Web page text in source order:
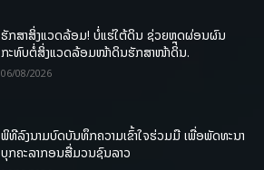
ຮັກສາສິ່ງແວດລ້ອມ! ບໍ່ແຮ່ໃຕ້ດິນ ຊ່ວຍຫຼຸດຜ່ອນຜົນ
ກະທົບຕໍ່ສິ່ງແວດລ້ອມໜ້າດິນຮັກສາໜ້າດິນ.
06/08/2026
ພິທີລົງນາມບົດບັນທຶກຄວາມເຂົ້າໃຈຮ່ວມມື ເພື່ອພັດທະນາ
ບຸກຄະລາກອນສື່ມວນຊົນລາວ